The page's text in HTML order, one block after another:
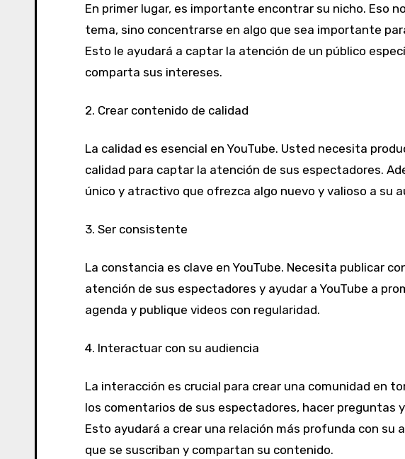
En primer lugar, es importante encontrar su nicho. Eso
tema, sino concentrarse en algo que sea importante
Esto le ayudará a captar la atención de un público
comparta sus intereses.
2. Crear contenido de calidad
La calidad es esencial en YouTube. Usted necesita
calidad para captar la atención de sus espectadores.
único y atractivo que ofrezca algo nuevo y valioso a su
3. Ser consistente
La constancia es clave en YouTube. Necesita publicar
atención de sus espectadores y ayudar a YouTube a
agenda y publique videos con regularidad.
4. Interactuar con su audiencia
La interacción es crucial para crear una comunidad en
los comentarios de sus espectadores, hacer preguntas
Esto ayudará a crear una relación más profunda con su
que se suscriban y compartan su contenido.